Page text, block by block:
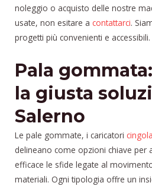
noleggio o acquisto delle nostre
usate, non esitare a contattarci.
progetti più convenienti e accessibili.
Pala
la giusta
Salerno
Le pale gommate, i caricatori
delineano come opzioni chiave per
efficace le sfide legate al
materiali. Ogni tipologia offre un